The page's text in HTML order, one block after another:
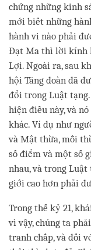
chứng những kinh
mới biết những
hành vi nào phải
Đạt Ma thì lời kính
Lợi. Ngoài ra, sau
hội Tăng đoàn đã
đổi trong Luật tạng.
hiện điều này, và
khác. Ví dụ như
và Mật thừa, mỗi
số điểm và một số
nhau, và trong
giới cao hơn phải
Trong thế kỷ 21,
vì vậy, chúng ta
tranh chấp, và đối